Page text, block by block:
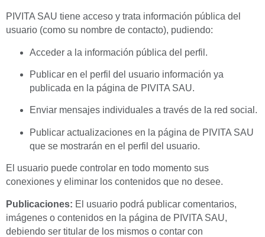
PIVITA SAU tiene acceso y trata información pública del
usuario (como su nombre de contacto), pudiendo:
Acceder a la información pública del perfil.
Publicar en el perfil del usuario información ya
publicada en la página de PIVITA SAU.
Enviar mensajes individuales a través de la red social.
Publicar actualizaciones en la página de PIVITA SAU
que se mostrarán en el perfil del usuario.
El usuario puede controlar en todo momento sus
conexiones y eliminar los contenidos que no desee.
Publicaciones: El usuario podrá publicar comentarios,
imágenes o contenidos en la página de PIVITA SAU,
debiendo ser titular de los mismos o contar con